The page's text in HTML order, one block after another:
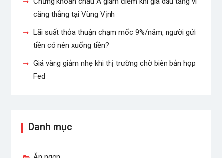
căng thẳng tại Vùng Vịnh
Lãi suất thỏa thuận chạm mốc 9%/năm, người gửi
tiền có nên xuống tiền?
Giá vàng giảm nhẹ khi thị trường chờ biên bản họp
Fed
Danh mục